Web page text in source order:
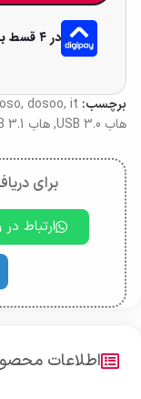
در ۴ قسط با دیجی‌پی
برچسب: , dosoo, it
هاب USB 3.0
,هاب USB 3.1
برای
ارتباط
اطلاعات